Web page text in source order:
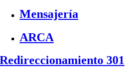
Mensajería
ARCA
Redireccionamiento 301